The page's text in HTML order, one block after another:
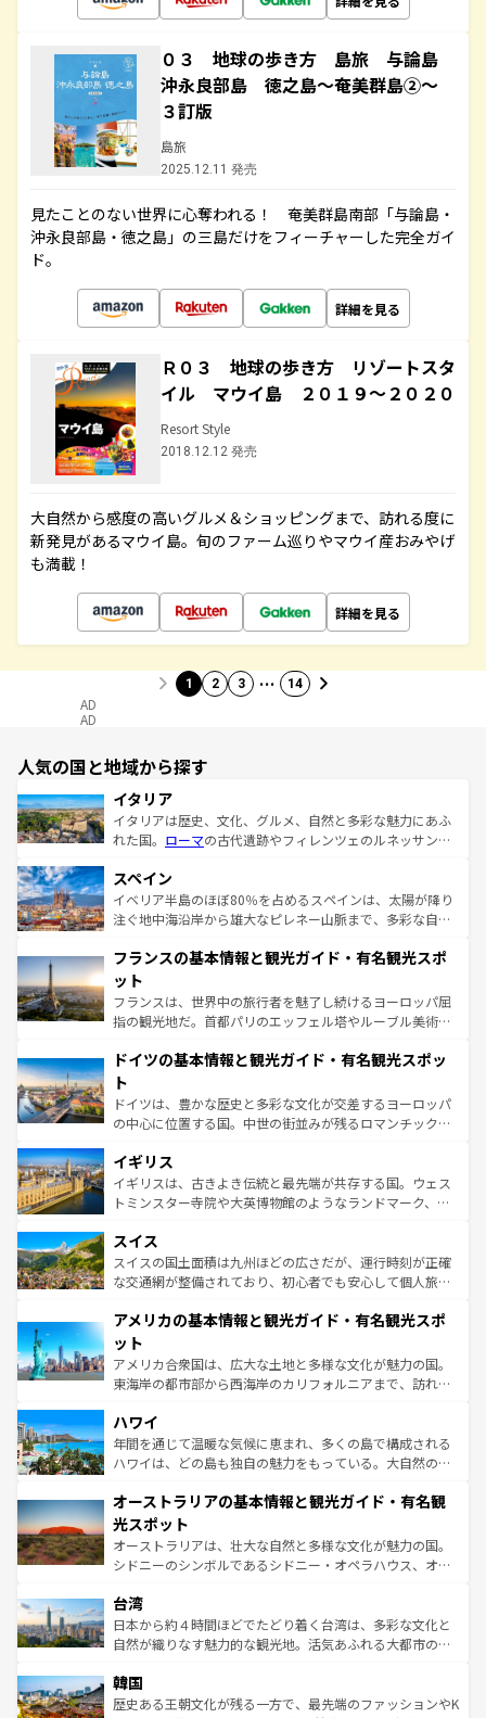
０３ 地球の歩き方 島旅 与論島
沖永良部島 徳之島～奄美群島②～
３訂版
島旅
2025.12.11 発売
見たことのない世界に心奪われる！ 奄美群島南部「与論島・
沖永良部島・徳之島」の三島だけをフィーチャーした完全ガイ
ド。
詳細を見る
Ｒ０３ 地球の歩き方 リゾートスタ
イル マウイ島 ２０１９～２０２０
Resort Style
2018.12.12 発売
大自然から感度の高いグルメ＆ショッピングまで、訪れる度に
新発見があるマウイ島。旬のファーム巡りやマウイ産おみやげ
も満載！
詳細を見る
1 2 3 … 14
AD
AD
人気の国と地域から探す
イタリア
イタリアは歴史、文化、グルメ、自然と多彩な魅力にあふ
れた国。 ローマの古代遺跡やフィレンツェのルネッサンス
ろん、トスカーナの美しい田園風景やアマルフィ海岸の絶
景など、自然景観も見逃せない。観光の合間には、本場の
ピザやパスタなど、絶品のイタリア料理を堪能することも
ませてくれるイタリアで、忘れられない旅をしてみよう！
なお、新着のイタリア情報は
しい。
スペイン
イベリア半島のほぼ80％を占めるスペインは、太陽が降り
注ぐ地中海沿岸から雄大なピレネー山脈まで、多彩な自然
文化が根付くこの国では、情熱的なフラメンコ、熱気あふ
れる闘牛、そして美味しいタパスが生活の一部となってい
る。首都マドリードの洗練された雰囲気や、バルセロナの
アートに溢れた街角から、地方では古代ローマ遺跡や中世
せる。地方によって風土や気候が異なるスペインはその個
ンテンツ一覧 を参照してほしい。
フランスの基本情報と観光ガイド・有名観光スポ
ット
フランスは、世界中の旅行者を魅了し続けるヨーロッパ屈
指の観光地だ。首都パリのエッフェル塔やルーブル美術館
で、幅広い魅力が詰まっている。華麗な宮殿、歴史的な大
聖堂、美しいビーチ、そして豊かな自然が、訪れる者を心
から魅了する。また、フランスは美食の国としても知ら
れ、フランス料理はユネスコ無形文化遺産にも登録されて
香り高いラベンダー畑など、多彩な楽しみ方が可能だ。さ
らに、パリ以外の地域にも魅力が溢れており、どの街角に
も豊かな歴史と文化が息づいている。パリ以外の個性あふ
を参照してほしい。
ドイツの基本情報と観光ガイド・有名観光スポッ
ト
ドイツは、豊かな歴史と多彩な文化が交差するヨーロッパ
の中心に位置する国。中世の街並みが残るロマンチック街
顔を持つこの国は、どこを歩いても飽きることがない。ベ
ルリンの文化的活気、バイエルン州のアルプスの絶景、そ
してライン川沿いのワイン畑といった風景は必見。ビール
は、お酒好きな人にはぜひ体験してほしい。 なお、新着の
ドイツ情報はコンテンツ一覧を参照してほしい。
イギリス
イギリスは、古きよき伝統と最先端が共存する国。ウェス
トミンスター寺院や大英博物館のようなランドマーク、歴
リアごとに異なる魅力がある。また、優雅なアフタヌーン
ティー、ビール好きにはたまらない英国パブ、サッカー観
戦など、本場だからこそできる体験も豊富。イギリスを旅
ンツ一覧を参照してほしい。
スイス
スイスの国土面積は九州ほどの広さだが、運行時刻が正確
な交通網が整備されており、初心者でも安心して個人旅行
の建物がそのまま残る町や、スイスならではのユニークな
博物館もあり、アルプス観光だけでなく町歩きも満喫する
ことができる。国民の所得が高いため物価も高いが、旅行
者向けの交通パス提供のサービスもあり、うまく活用すれ
着のスイス情報は
アメリカの基本情報と観光ガイド・有名観光スポ
ット
アメリカ合衆国は、広大な土地と多様な文化が魅力の国。
東海岸の都市部から西海岸のカリフォルニアまで、訪れる
のような巨大都市は、観光、ショッピング、エンターテイ
ンメントが詰まった刺激的なスポットだ。一方、アメリカ
西部には大自然が広がり、グランドキャニオンやイエロー
部のニューオーリンズでは、音楽と美食が融合した独特の
文化が魅力。旅行者はアメリカの各地域で異なる魅力を楽
しみながら、その多様性と豊かな歴史を感じることができ
るだろう。車でのロードトリップや列車の旅も、アメリカ
情報は
ハワイ
年間を通じて温暖な気候に恵まれ、多くの島で構成される
ハワイは、どの島も独自の魅力をもっている。大自然の神
ワイ島は見逃せない。また、定番の観光地といえばオアフ
島だが、静かな自然を求めるならマウイ島やカウアイ島が
おすすめ。エメラルドグリーンに輝く海をはじめ、豊かな
文化や歴史が息づいている。「アロハスピリット」と呼ば
人々、おいしいローカルフードやハワイアンミュージッ
ク、伝統的なフラダンスなど、すべてがハワイの魅力を彩
っている。訪れるたびに新しい発見と感動が待っているハ
はコンテンツ一覧
オーストラリアの基本情報と観光ガイド・有名観
光スポット
オーストラリアは、壮大な自然と多様な文化が魅力の国。
シドニーのシンボルであるシドニー・オペラハウス、オー
リアリーフや大陸中央部にそびえるウルル（エアーズロッ
ク）、タスマニアの美しい原生林やケアンズの熱帯雨林な
ど、見どころがたくさん。また、カフェやワイン、オージ
いる。アクティビティも充実しており、サーフィンやダイ
ビング、ハイキングなど、アウトドア好きにはたまらな
台湾
日本から約４時間ほどでたどり着く台湾は、多彩な文化と
自然が織りなす魅力的な観光地。活気あふれる大都市の台
ン）、静ひつな山岳地帯である台湾東部など、都市の喧騒
と山間の静けさが共存しており、訪れる人に新しい発見と
韓国
歴史ある王朝文化が残る一方で、最先端のファッションやK